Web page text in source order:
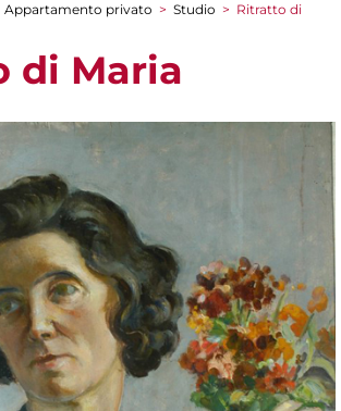
Appartamento privato > Studio > Ritratto di
di Maria